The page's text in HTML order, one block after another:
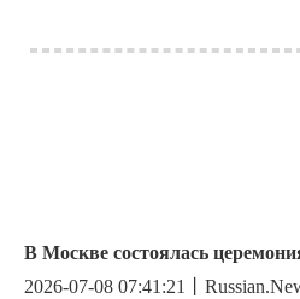
В Москве состоялась
2026-07-08 07:41:21丨